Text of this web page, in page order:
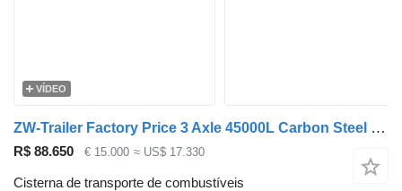
VÍDEO
ZW-Trailer Factory Price 3 Axle 45000L Carbon Steel Fuel Tanker Semi Traile
R$ 88.650 € 15.000 ≈ US$ 17.330
Cisterna de transporte de combustíveis